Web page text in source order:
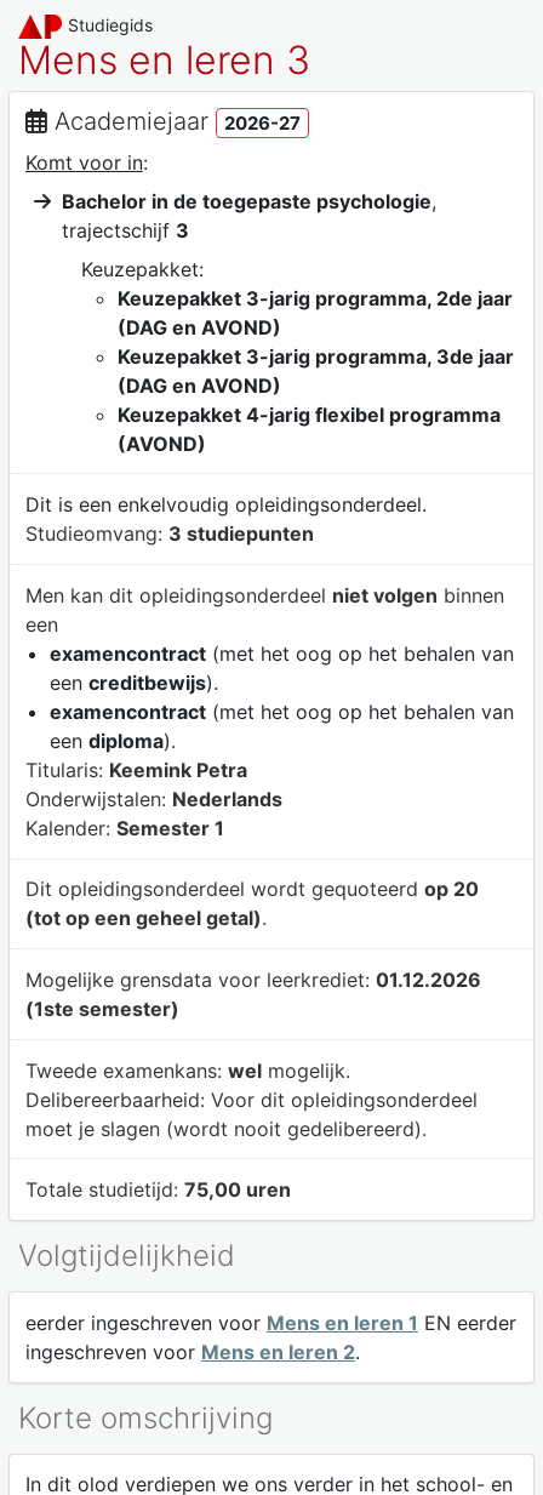
Studiegids
Mens en leren 3
Academiejaar 2026-27
Komt voor in:
Bachelor in de toegepaste psychologie,
trajectschijf 3
Keuzepakket:
Keuzepakket 3-jarig programma, 2de jaar
(DAG en AVOND)
Keuzepakket 3-jarig programma, 3de jaar
(DAG en AVOND)
Keuzepakket 4-jarig flexibel programma
(AVOND)
Dit is een enkelvoudig opleidingsonderdeel.
Studieomvang: 3 studiepunten
Men kan dit opleidingsonderdeel niet volgen binnen
een
examencontract(met het oog op het behalen van
een creditbewijs).
examencontract(met het oog op het behalen van
een diploma).
Titularis: Keemink Petra
Onderwijstalen: Nederlands
Kalender: Semester 1
Dit opleidingsonderdeel wordt gequoteerd op 20
(tot op een geheel getal).
Mogelijke grensdata voor leerkrediet: 01.12.2026
(1ste semester)
Tweede examenkans: welmogelijk.
Delibereerbaarheid: Voor dit opleidingsonderdeel
moet je slagen (wordt nooit gedelibereerd).
Totale studietijd: 75,00 uren
Volgtijdelijkheid
eerder ingeschreven voor Mens en leren 1 EN eerder
ingeschreven voor Mens en leren 2.
Korte omschrijving
In dit olod verdiepen we ons verder in het school- en